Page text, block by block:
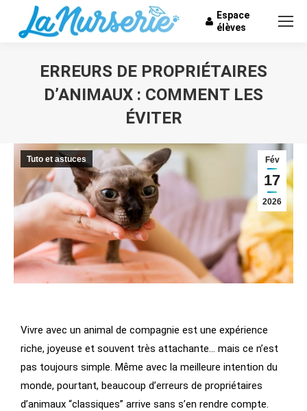
Espace
élèves
ERREURS DE PROPRIÉTAIRES
D’ANIMAUX : COMMENT LES
ÉVITER
Fév
17
2026
Tuto et astuces
Vivre avec un animal de compagnie est une expérience
riche, joyeuse et souvent très attachante… mais ce n’est
pas toujours simple. Même avec la meilleure intention du
monde, pourtant, beaucoup d’erreurs de propriétaires
d’animaux “classiques” arrive sans s’en rendre compte.